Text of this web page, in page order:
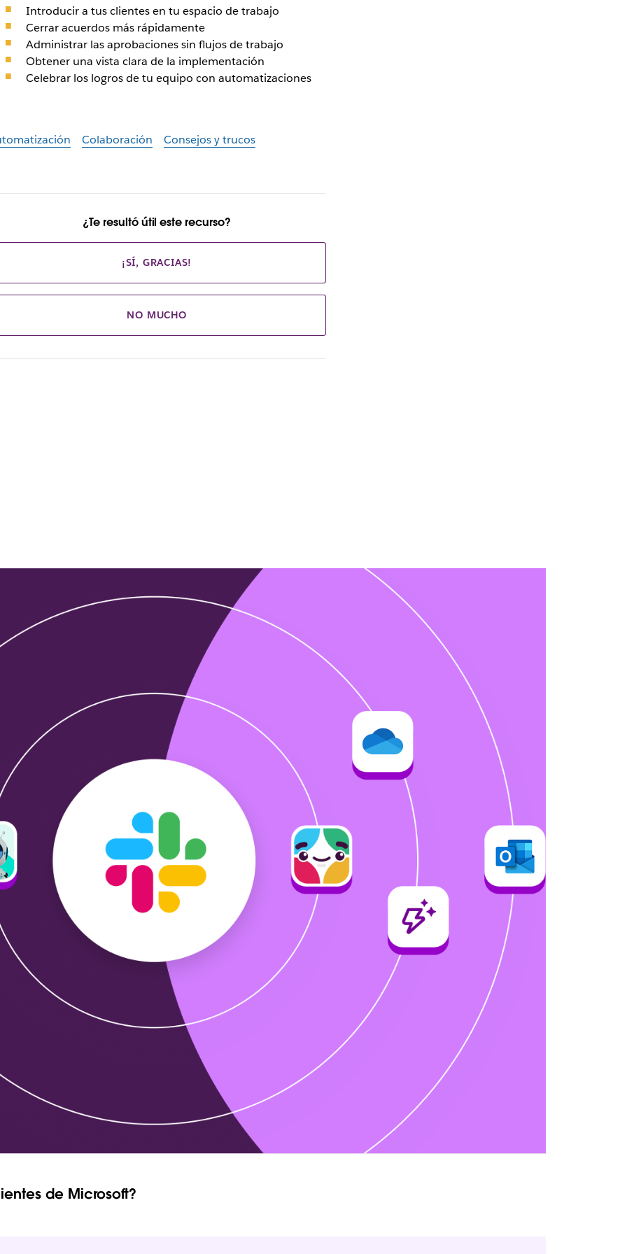
Introducir a tus clientes en tu espacio de trabajo
Cerrar acuerdos más rápidamente
Administrar las aprobaciones sin flujos de trabajo
Obtener una vista clara de la implementación
Celebrar los logros de tu equipo con automatizaciones
Colaboración Consejos y trucos
¿Te resultó útil este recurso?
¡SÍ, GRACIAS!
NO MUCHO
de Microsoft?